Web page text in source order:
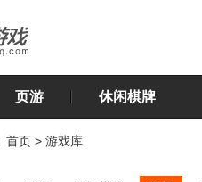
页游 休闲棋牌
首页 > 游戏库